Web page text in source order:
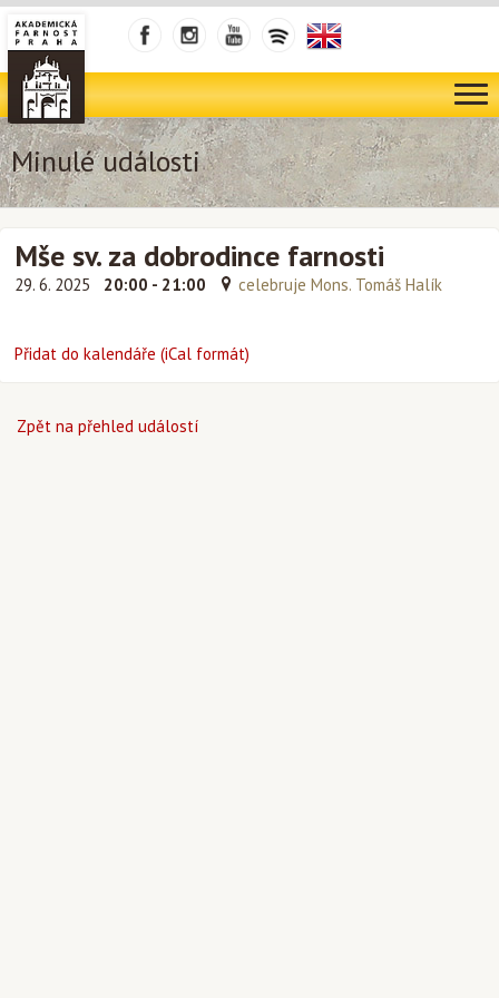
Minulé události
Mše sv. za dobrodince farnosti
29. 6. 2025 20:00 - 21:00 celebruje Mons. Tomáš Halík
Přidat do kalendáře (iCal formát)
Zpět na přehled událostí